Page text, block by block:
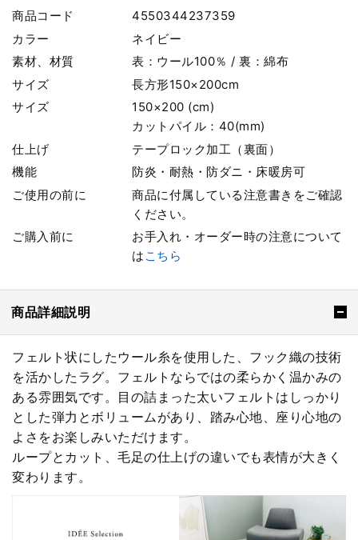
商品コード
4550344237359
カラー
ネイビー
素材、材質
表：ウール100％ / 裏：綿布
サイズ
長方形150×200cm
サイズ
150×200 (cm)
カットパイル：40(mm)
仕上げ
テープロック加工（裏面）
機能
防炎・耐熱・防ダニ・床暖房可
ご使用の前に
商品に付属している注意書きをご確認
ください。
ご購入前に
お手入れ・オーダー時の注意について
は こちら
商品詳細説明
フェルト状にしたウール糸を使用した、フック織の技術
を活かしたラグ。フェルトならではの柔らかく温かみの
ある雰囲気です。目の詰まった太いフェルトはしっかり
とした弾力とボリュームがあり、踏み心地、座り心地の
よさをお楽しみいただけます。
ループとカット、毛足の仕上げの違いでも表情が大きく
変わります。